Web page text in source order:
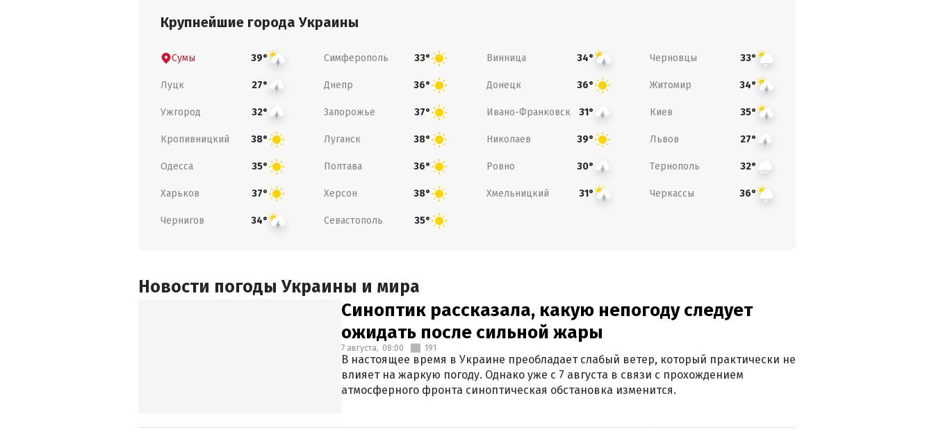
Крупнейшие города Украины
Сумы 39° Симферополь 33° Винница 34° Черновцы 33°
Луцк 27° Днепр 36° Донецк 36° Житомир 34°
Ужгород 32° Запорожье 37° Ивано-Франковск 31° Киев 35°
Кропивницкий 38° Луганск 38° Николаев 39° Львов 27°
Одесса 35° Полтава 36° Ровно 30° Тернополь 32°
Харьков 37° Херсон 38° Хмельницкий 31° Черкассы 36°
Чернигов 34° Севастополь 35°
Новости погоды Украины и мира
Синоптик рассказала, какую непогоду следует
ожидать после сильной жары
7 августа, 08:00 191
В настоящее время в Украине преобладает слабый ветер, который практически не
влияет на жаркую погоду. Однако уже с 7 августа в связи с прохождением
атмосферного фронта синоптическая обстановка изменится.